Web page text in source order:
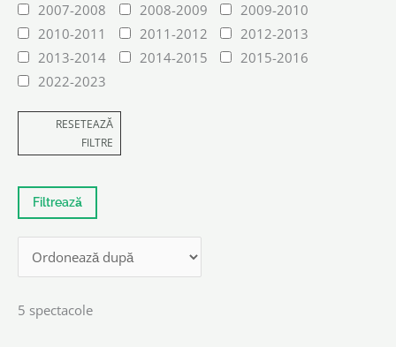
2007-2008
2008-2009
2009-2010
2010-2011
2011-2012
2012-2013
2013-2014
2014-2015
2015-2016
2022-2023
RESETEAZĂ
FILTRE
5 spectacole